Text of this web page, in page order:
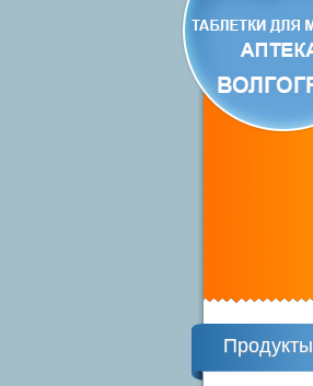
Продукты